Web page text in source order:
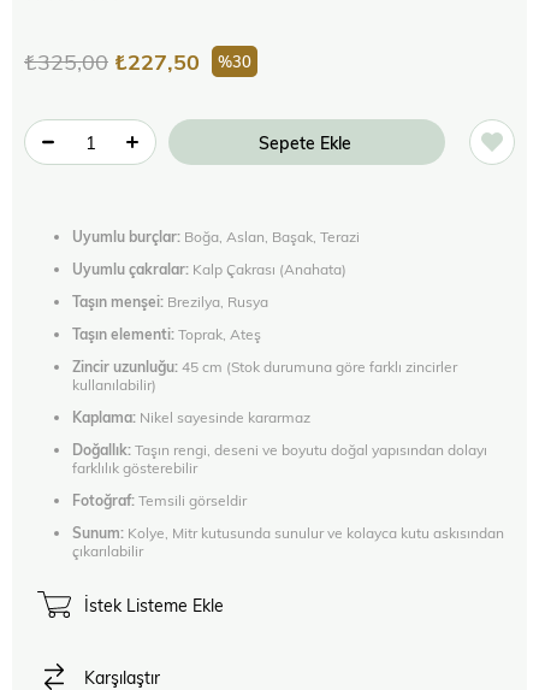
₺325,00 ₺227,50 30
Uyumlu burçlar: Boğa, Aslan, Başak, Terazi
Uyumlu çakralar: Kalp Çakrası (Anahata)
Taşın menşei: Brezilya, Rusya
Taşın elementi:Toprak, Ateş
Zincir uzunluğu:45 cm (Stok durumuna göre farklı zincirler
kullanılabilir)
Kaplama: Nikel sayesinde kararmaz
Doğallık:Taşın rengi, deseni ve boyutu doğal yapısından dolayı
farklılık gösterebilir
Fotoğraf:Temsili görseldir
Sunum: Kolye, Mitr kutusunda sunulur ve kolayca kutu askısından
çıkarılabilir
İstek Listeme Ekle
Karşılaştır